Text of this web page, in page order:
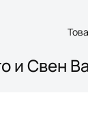
и Свен